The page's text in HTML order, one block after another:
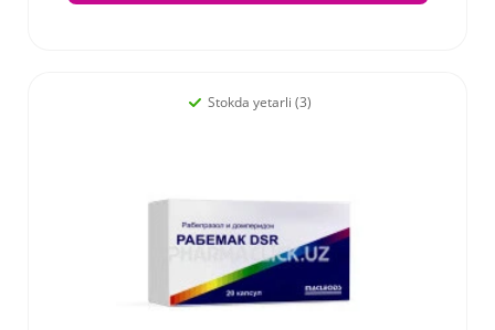
Stokda yetarli (3)